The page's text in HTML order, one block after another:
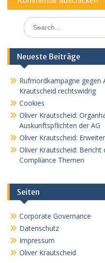
Search
for:
Neueste Beiträge
Rufmordkampagne gegen
Krautscheid rechtswidrig
Cookies
Oliver Krautscheid:
Auskunftspflichten der AG
Oliver Krautscheid:
Oliver Krautscheid:
Compliance Themen
Seiten
Corporate Governance
Datenschutz
Impressum
Oliver Krautscheid